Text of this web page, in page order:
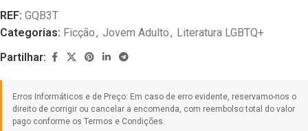
REF: GQB3T
Categorias: Ficção, Jovem Adulto, Literatura LGBTQ+
Partilhar: